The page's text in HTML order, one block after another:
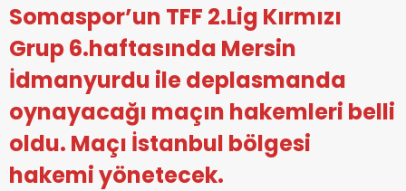
Somaspor’un TFF 2.Lig Kırmızı
Grup 6.haftasında Mersin
İdmanyurdu ile deplasmanda
oynayacağı maçın hakemleri belli
oldu. Maçı İstanbul bölgesi
hakemi yönetecek.